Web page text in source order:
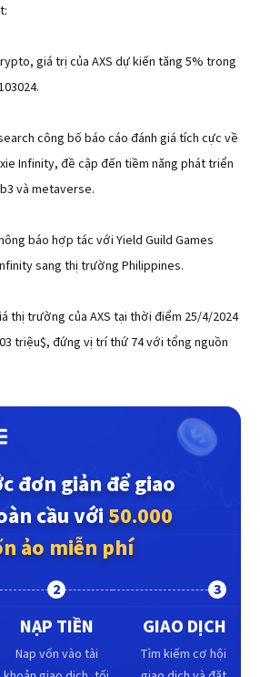
giá trị của AXS dự kiến tăng 5% trong
công bố báo cáo đánh giá tích cực về
Infinity, đề cập đến tiềm năng phát triển
và metaverse.
báo hợp tác với Yield Guild Games
sang thị trường Philippines.
thị trường của AXS tại thời điểm 25/4/2024
triệu$, đứng vị trí thứ 74 với tổng nguồn
đơn giản để giao
cầu với50.000
ảo miễn phí
2
NẠP TIỀN
Nap vốn vào tài
3
GIAO DỊCH
Tìm kiếm cơ hội